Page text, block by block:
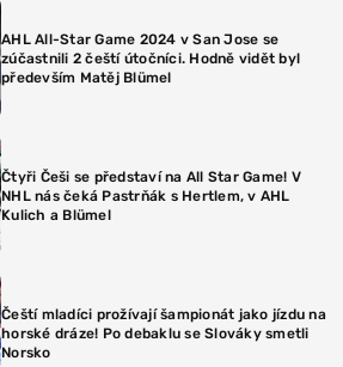
AHL All-Star Game 2024 v San Jose se
zúčastnili 2 čeští útočníci. Hodně vidět byl
především Matěj Blümel
Čtyři Češi se představí na All Star Game! V
NHL nás čeká Pastrňák s Hertlem, v AHL
Kulich a Blümel
Čeští mladíci prožívají šampionát jako jízdu na
horské dráze! Po debaklu se Slováky smetli
Norsko